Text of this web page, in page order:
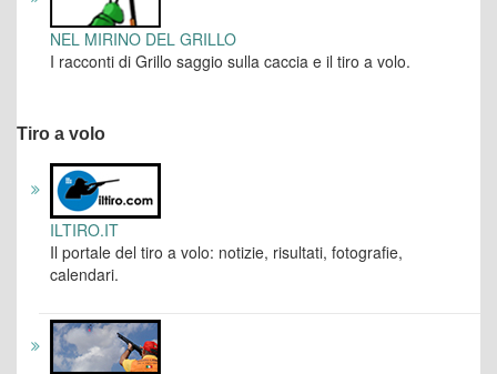
NEL MIRINO DEL GRILLO
I racconti di Grillo saggio sulla caccia e il tiro a volo.
Tiro a volo
ILTIRO.IT
Il portale del tiro a volo: notizie, risultati, fotografie,
calendari.